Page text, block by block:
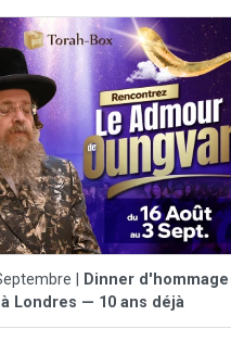
|
Dinner d'hommage
Londres — 10 ans déjà